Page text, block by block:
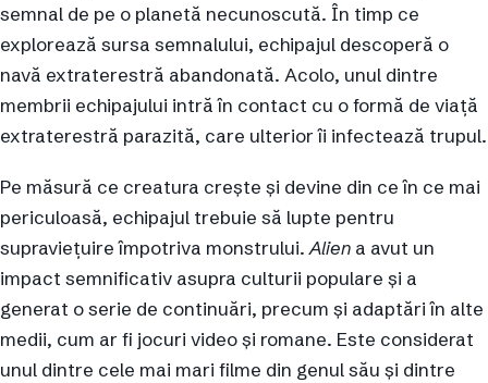
semnal de pe o planetă necunoscută. În timp ce
explorează sursa semnalului, echipajul descoperă o
navă extraterestră abandonată. Acolo, unul dintre
membrii echipajului intră în contact cu o formă de viață
extraterestră parazită, care ulterior îi infectează trupul.
Pe măsură ce creatura crește și devine din ce în ce mai
periculoasă, echipajul trebuie să lupte pentru
supraviețuire împotriva monstrului.Alien a avut un
impact semnificativ asupra culturii populare și a
generat o serie de continuări, precum și adaptări în alte
medii, cum ar fi jocuri video și romane. Este considerat
unul dintre cele mai mari filme din genul său și dintre